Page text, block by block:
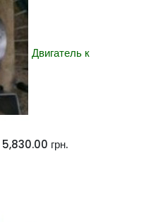
Двигатель к
5,830.00 грн.